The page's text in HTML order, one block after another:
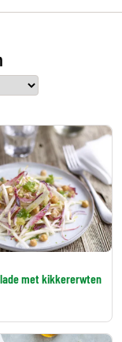
met kikkererwten